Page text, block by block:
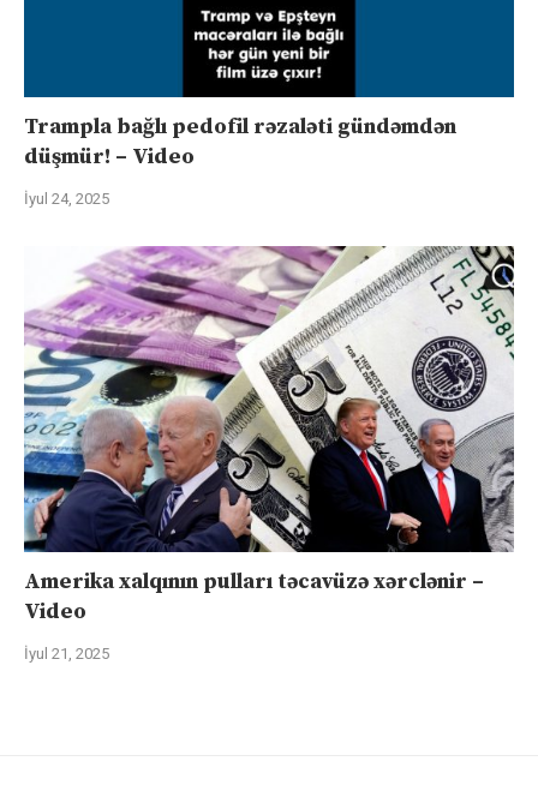
Trampla bağlı pedofil rəzaləti gündəmdən
düşmür! – Video
İyul 24, 2025
Amerika xalqının pulları təcavüzə xərclənir –
Video
İyul 21, 2025